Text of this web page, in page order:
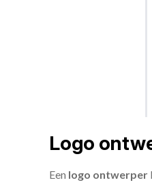
Logo
Een logo ontwerper